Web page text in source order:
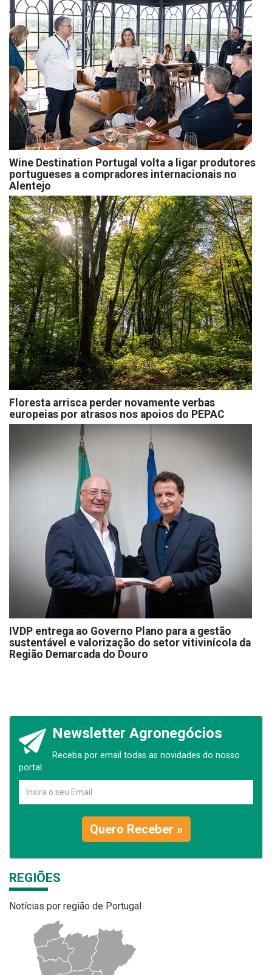
Wine Destination Portugal volta a ligar produtores
portugueses a compradores internacionais no
Alentejo
Floresta arrisca perder novamente verbas
europeias por atrasos nos apoios do PEPAC
IVDP entrega ao Governo Plano para a gestão
sustentável e valorização do setor vitivinícola da
Região Demarcada do Douro
Newsletter Agronegócios
Receba por email todas as novidades do nosso
portal.
Quero Receber »
REGIÕES
Notícias por região de Portugal